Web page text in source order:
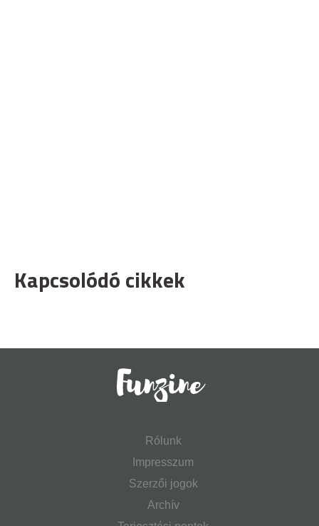
Kapcsolódó cikkek
Rólunk
Impresszum
Szerzői jogok
Archív